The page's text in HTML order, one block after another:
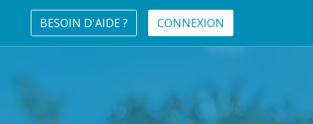
BESOIN D'AIDE ? CONNEXION